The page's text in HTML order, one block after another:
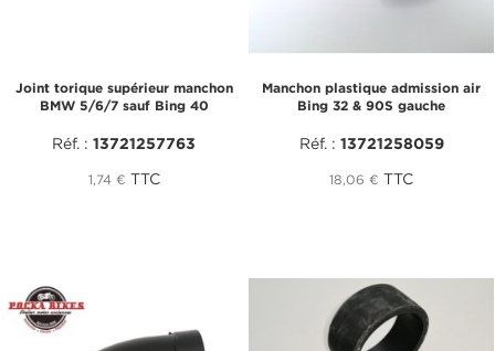
Joint torique supérieur manchon
BMW 5/6/7 sauf Bing 40
Réf. : 13721257763
1,74 € TTC
Manchon plastique admission air
Bing 32 & 90S gauche
Réf. : 13721258059
18,06 € TTC